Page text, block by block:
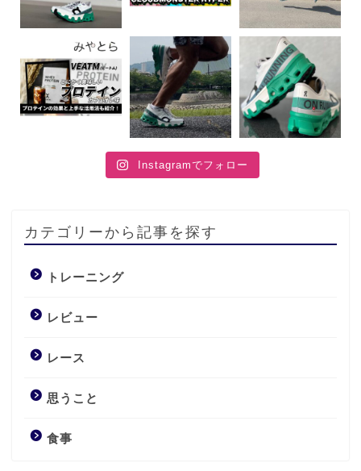
Instagramでフォロー
カテゴリーから記事を探す
トレーニング
レビュー
レース
思うこと
食事